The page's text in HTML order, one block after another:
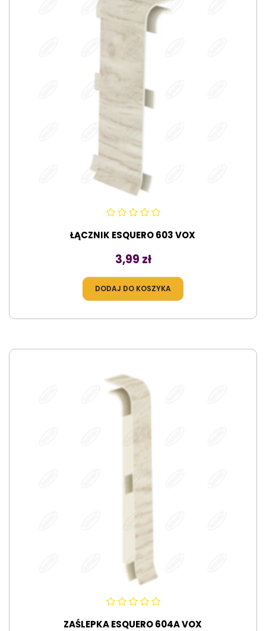
ŁĄCZNIK ESQUERO 603 VOX
Cena
3,99 zł
DODAJ DO KOSZYKA
ZAŚLEPKA ESQUERO 604A VOX